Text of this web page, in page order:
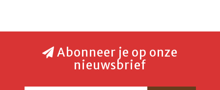
Abonneer je op onze
nieuwsbrief